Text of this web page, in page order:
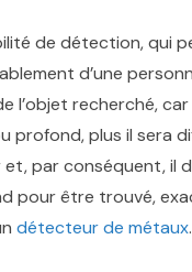
de détection, qui
d’une
l’objet recherché,
profond, plus il sera
par conséquent, il
pour être trouvé,
détecteur de métaux.